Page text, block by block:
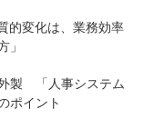
的変化は、業務効率
」
製 「人事システム
ポイント